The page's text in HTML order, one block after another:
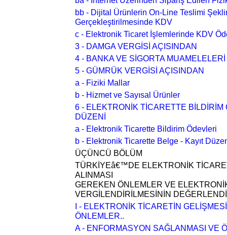
bb - Dijital Ürünlerin On-Line Teslimi
Gerçekleştirilmesinde KDV
c - Elektronik Ticaret İşlemlerinde KDV
3 - DAMGA VERGİSİ AÇISINDAN
4 - BANKA VE SİGORTA
5 - GÜMRÜK VERGİSİ AÇISINDAN
a - Fiziki Mallar
b - Hizmet ve Sayısal Ürünler
6 - ELEKTRONİK TİCARETTE BİLDİRİM
DÜZENİ
a - Elektronik Ticarette Bildirim Ödevleri
b - Elektronik Ticarette Belge - Kayıt
ÜÇÜNCÜ BÖLÜM
TÜRKİYEâ€™DE ELEKTRONİK
ALINMASI
GEREKEN ÖNLEMLER VE
VERGİLENDİRİLMESİNİN
I - ELEKTRONİK TİCARETİN
ÖNLEMLER..
A - ENFORMASYON SAĞLANMASI VE